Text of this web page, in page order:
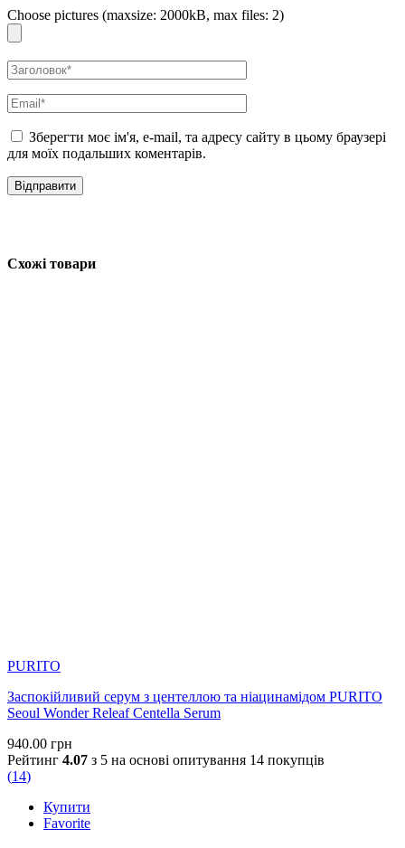
пружної та сяючої шкіри!
Choose pictures (maxsize: 2000kB, max files: 2)
Зберегти моє ім'я, e-mail, та адресу сайту в цьому браузері
для моїх подальших коментарів.
Схожі товари
PURITO
Заспокійливий серум з центеллою та ніацинамідом PURITO
Seoul Wonder Releaf Centella Serum
940.00 грн
Рейтинг 4.07 з 5 на основі опитування 14 покупців
(14)
Купити
Favorite